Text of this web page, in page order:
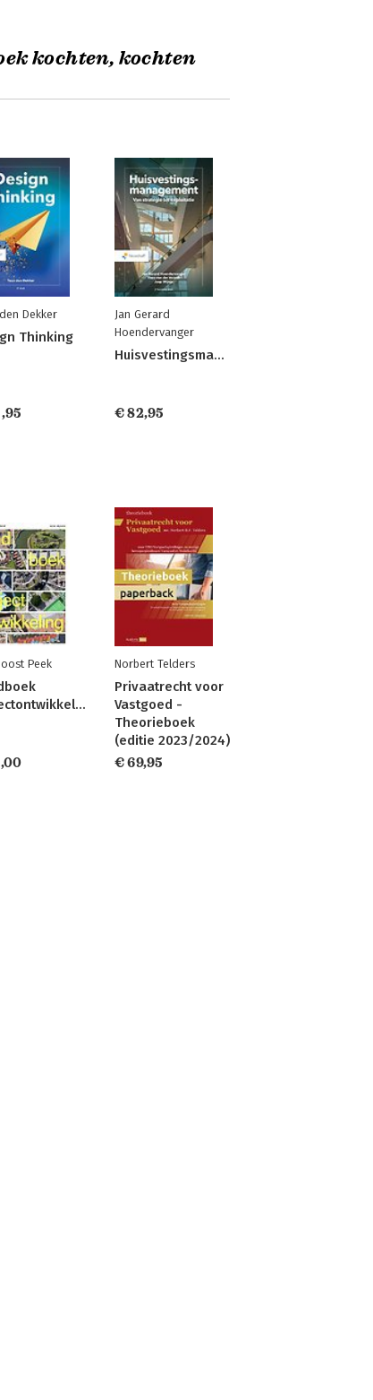
kochten, kochten
Dekker
Thinking
Jan Gerard
Hoendervanger
Huisvestingsmanagement
€ 82,95
Peek
Projectontwikkeling
Norbert Telders
Privaatrecht voor
Vastgoed -
Theorieboek
(editie 2023/2024)
€ 69,95